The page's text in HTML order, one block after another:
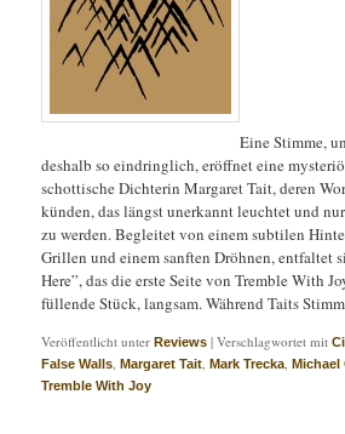
Eine Stimme,
deshalb so eindringlich, eröffnet eine
schottische Dichterin Margaret Tait, deren
künden, das längst unerkannt leuchtet und
zu werden. Begleitet von einem subtilen
Grillen und einem sanften Dröhnen, entfaltet
Here”, das die erste Seite von Tremble With
füllende Stück, langsam. Während Taits
Veröffentlicht unter Reviews |Verschlagwortet mit
False Walls ,Margaret Tait ,Mark Trecka ,Michael
Tremble With Joy